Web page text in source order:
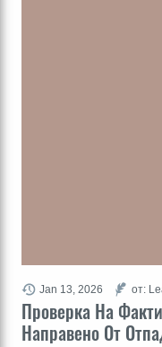
Проверка На
Направено От
Jan 13, 2026 от: